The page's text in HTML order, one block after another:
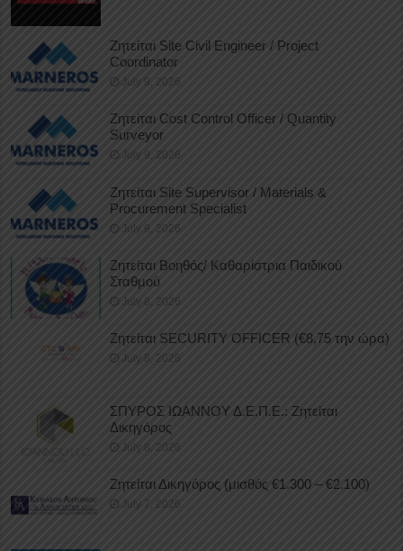
Ζητείται Site Civil Engineer / Project
Coordinator
July 9, 2026
Ζητείται Cost Control Officer / Quantity
Surveyor
July 9, 2026
Ζητείται Site Supervisor / Materials &
Procurement Specialist
July 9, 2026
Ζητείται Βοηθός/ Καθαρίστρια Παιδικού
Σταθμού
July 8, 2026
Ζητείται SECURITY OFFICER (€8,75 την ώρα)
July 8, 2026
ΣΠΥΡΟΣ ΙΩΑΝΝΟΥ Δ.Ε.Π.Ε.: Ζητείται
Δικηγόρος
July 8, 2026
Ζητείται Δικηγόρος (μισθός €1.300 – €2.100)
July 7, 2026